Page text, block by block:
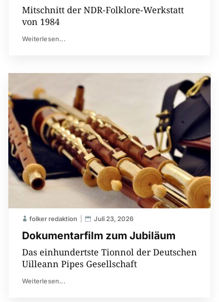
Mitschnitt der NDR-Folklore-Werkstatt
von 1984
Weiterlesen...
Dokumentarfilm zum Jubiläum
folker redaktion Juli 23, 2026
Das einhundertste Tionnol der Deutschen
Uilleann Pipes Gesellschaft
Weiterlesen...